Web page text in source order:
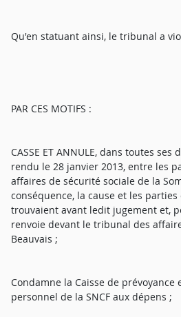
Qu'en statuant ainsi, le tribunal a
PAR CES MOTIFS :
CASSE ET ANNULE, dans toutes
rendu le 28 janvier 2013, entre les
affaires de sécurité sociale de la
conséquence, la cause et les
trouvaient avant ledit jugement et,
renvoie devant le tribunal des
Beauvais ;
Condamne la Caisse de
personnel de la SNCF aux dépens ;